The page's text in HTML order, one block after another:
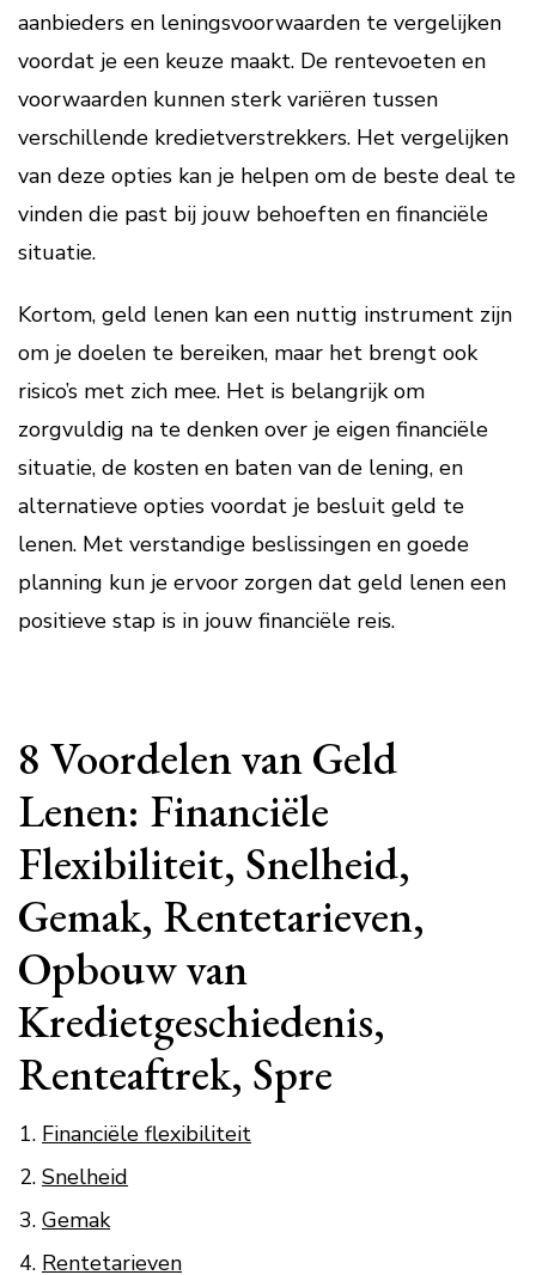
aanbieders en leningsvoorwaarden te vergelijken
voordat je een keuze maakt. De rentevoeten en
voorwaarden kunnen sterk variëren tussen
verschillende kredietverstrekkers. Het vergelijken
van deze opties kan je helpen om de beste deal te
vinden die past bij jouw behoeften en financiële
situatie.
Kortom, geld lenen kan een nuttig instrument zijn
om je doelen te bereiken, maar het brengt ook
risico’s met zich mee. Het is belangrijk om
zorgvuldig na te denken over je eigen financiële
situatie, de kosten en baten van de lening, en
alternatieve opties voordat je besluit geld te
lenen. Met verstandige beslissingen en goede
planning kun je ervoor zorgen dat geld lenen een
positieve stap is in jouw financiële reis.
8 Voordelen van Geld
Lenen: Financiële
Flexibiliteit, Snelheid,
Gemak, Rentetarieven,
Opbouw van
Kredietgeschiedenis,
Renteaftrek, Spre
Financiële flexibiliteit
Snelheid
Gemak
Rentetarieven